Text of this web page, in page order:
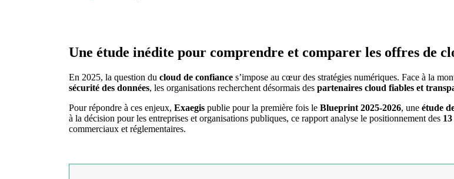
Une étude inédite pour comprendre et comparer les offres de
En 2025, la question du cloud de confiance s’impose au cœur des stratégies numériques. Face à la
sécurité des données, les organisations recherchent désormais des partenaires cloud fiables et
Pour répondre à ces enjeux, Exaegis publie pour la première fois le Blueprint 2025-2026, une étude
à la décision pour les entreprises et organisations publiques, ce rapport analyse le positionnement des
commerciaux et réglementaires.